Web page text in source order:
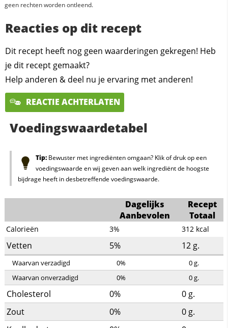
geen rechten worden ontleend.
Reacties op dit recept
Dit recept heeft nog geen waarderingen gekregen! Heb
je dit recept gemaakt?
Help anderen & deel nu je ervaring met anderen!
REACTIE ACHTERLATEN
Voedingswaardetabel
Tip:Bewuster met ingrediënten omgaan? Klik of druk op een
voedingswaarde en wij geven aan welk ingrediënt de hoogste
bijdrage heeft in desbetreffende voedingswaarde.
Dagelijks
Aanbevolen
Recept
Totaal
Calorieën 3% 312 kcal
Vetten 5% 12 g.
Waarvan verzadigd 0% 0g.
Waarvan onverzadigd
0% 0g.
Cholesterol 0% 0 g.
Zout
0% 0 g.